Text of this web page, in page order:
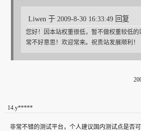
Liwen 于 2009-8-30 16:33:49 回复
您好！因本站权重很低，暂不做权重较低
常不好意思！欢迎常来。祝贵站发展顺利！
14.y*****
非常不错的测试平台，个人建议国内测试点是否